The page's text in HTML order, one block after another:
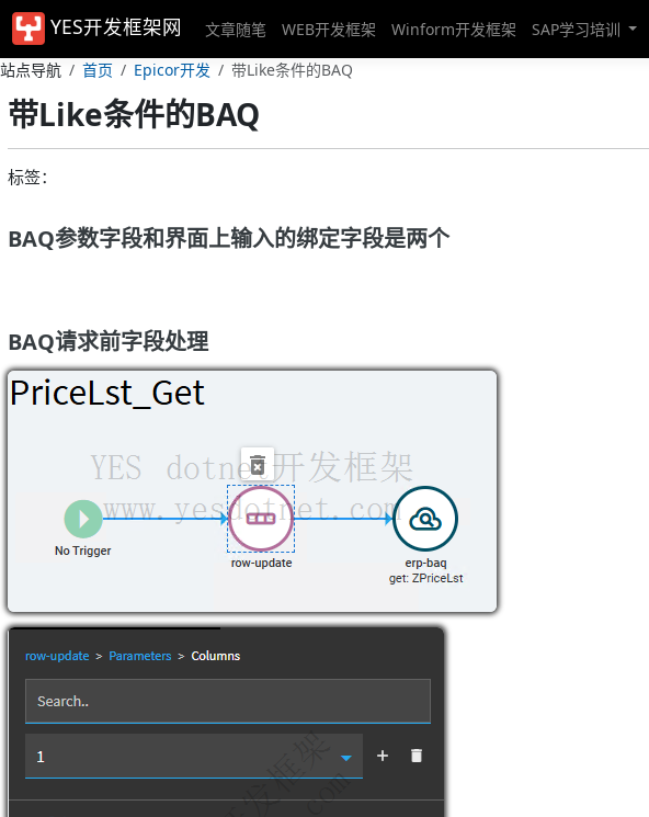
YES开发框架网 文章随笔 WEB开发框架 Winform开发框架 SAP学习培训
站点导航
首页 Epicor开发 带Like条件的BAQ
带Like条件的BAQ
标签：
BAQ参数字段和界面上输入的绑定字段是两个
BAQ请求前字段处理